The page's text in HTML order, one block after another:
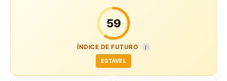
59
ÍNDICE DE FUTURO I
ESTÁVEL